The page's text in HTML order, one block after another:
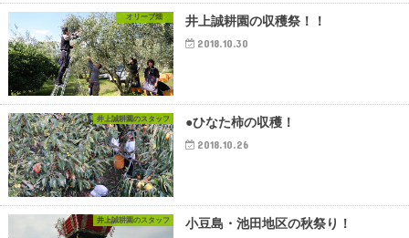
オリーブ畑 井上誠耕園の収穫祭！！
2018.10.30
井上誠耕園のスタッフ ●ひなた柿の収穫！
2018.10.26
井上誠耕園のスタッフ 小豆島・池田地区の秋祭り！